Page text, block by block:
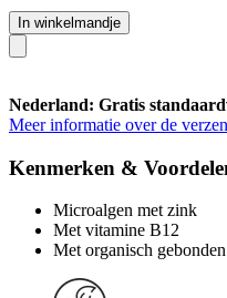
In winkelmandje
Nederland: Gratis
Meer informatie over de
Kenmerken &
Microalgen met zink
Met vitamine B12
Met organisch